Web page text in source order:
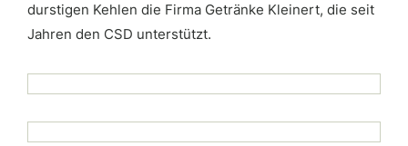
durstigen Kehlen die Firma Getränke Kleinert, die seit
Jahren den CSD unterstützt.